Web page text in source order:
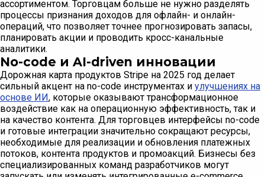
ассортиментом. Торговцам больше не нужно разделять
процессы признания доходов для офлайн- и онлайн-
операций, что позволяет точнее прогнозировать запасы,
планировать акции и проводить кросс-канальные
аналитики.
No-code и AI-driven инновации
Дорожная карта продуктов Stripe на 2025 год делает
сильный акцент на no-code инструментах и улучшениях на
основе ИИ, которые оказывают трансформационное
воздействие как на операционную эффективность, так и
на качество контента. Для торговцев интерфейсы no-code
и готовые интеграции значительно сокращают ресурсы,
необходимые для реализации и обновления платежных
потоков, контента продуктов и промоакций. Бизнесы без
специализированных команд разработчиков могут